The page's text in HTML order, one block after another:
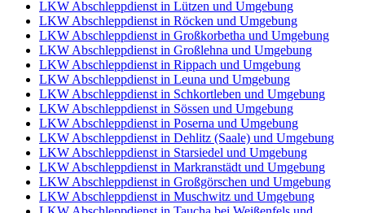
LKW Abschleppdienst in Lützen und Umgebung
LKW Abschleppdienst in Röcken und Umgebung
LKW Abschleppdienst in Großkorbetha und Umgebung
LKW Abschleppdienst in Großlehna und Umgebung
LKW Abschleppdienst in Rippach und Umgebung
LKW Abschleppdienst in Leuna und Umgebung
LKW Abschleppdienst in Schkortleben und Umgebung
LKW Abschleppdienst in Sössen und Umgebung
LKW Abschleppdienst in Poserna und Umgebung
LKW Abschleppdienst in Dehlitz (Saale) und Umgebung
LKW Abschleppdienst in Starsiedel und Umgebung
LKW Abschleppdienst in Markranstädt und Umgebung
LKW Abschleppdienst in Großgörschen und Umgebung
LKW Abschleppdienst in Muschwitz und Umgebung